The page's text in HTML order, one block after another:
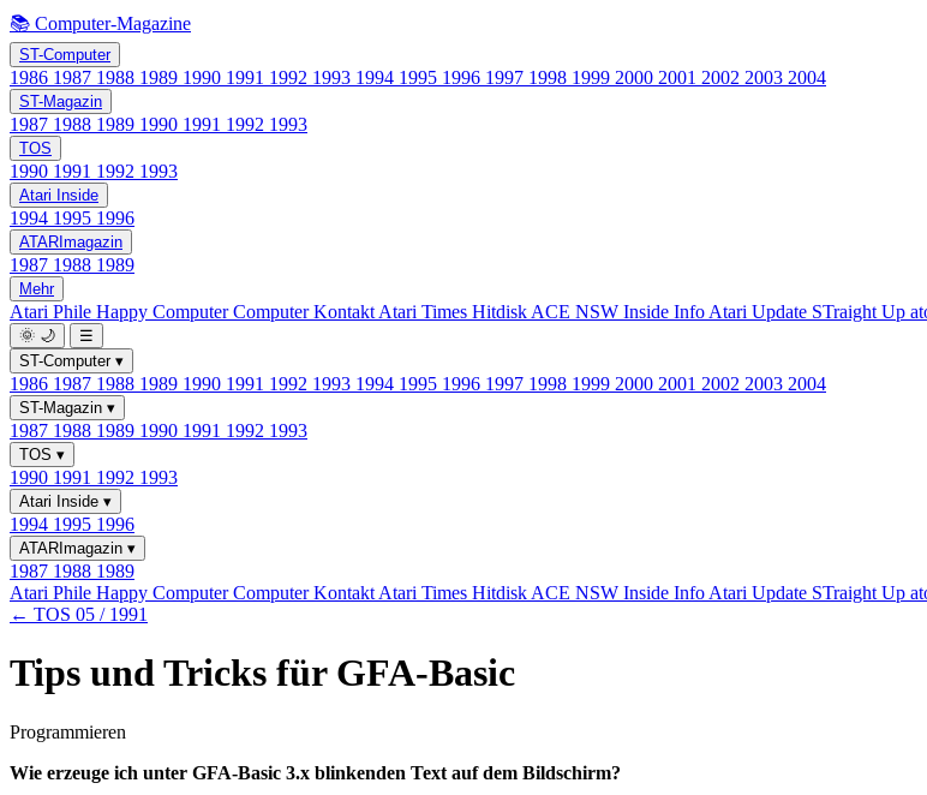
📚 Computer-Magazine
ST-Computer
1986 1987 1988 1989 1990 1991 1992 1993 1994 1995 1996 1997 1998 1999 2000 2001 2002 2003 2004
ST-Magazin
1987 1988 1989 1990 1991 1992 1993
TOS
1990 1991 1992 1993
Atari Inside
1994 1995 1996
ATARImagazin
1987 1988 1989
Mehr
Atari Phile Happy ComputerComputer Kontakt Atari Times Hitdisk ACE NSW Inside Info Atari Update STraight Up
🌞 🌙
☰
ST-Computer ▾
1986 1987 1988 1989 1990 1991 1992 1993 1994 1995 1996 1997 1998 1999 2000 2001 2002 2003 2004
ST-Magazin ▾
1987 1988 1989 1990 1991 1992 1993
TOS ▾
1990 1991 1992 1993
Atari Inside ▾
1994 1995 1996
ATARImagazin ▾
1987 1988 1989
Atari Phile Happy ComputerComputer Kontakt Atari Times Hitdisk ACE NSW Inside Info Atari Update STraight Up
← TOS 05 / 1991
Tips und Tricks für GFA-Basic
Programmieren
Wie erzeuge ich unter GFA-Basic 3.x blinkenden Text auf dem Bildschirm?